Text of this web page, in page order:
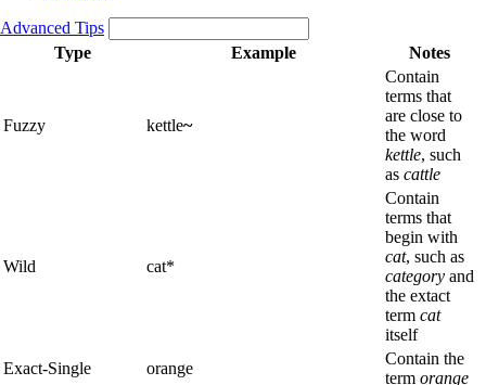
Advanced Tips
Type
Example Notes
Fuzzy kettle~
Contain
terms that
are close to
the word
kettle, such
as cattle
Wild cat*
Contain
terms that
begin with
cat, such as
category and
the extact
term cat
itself
Exact-Single
orange
Contain the
term orange